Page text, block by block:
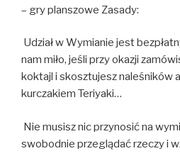
– gry planszowe Zasady:
Udział w Wymianie jest
nam miło, jeśli przy okazji
koktajl i skosztujesz naleśników
kurczakiem Teriyaki…
Nie musisz nic przynosić na
swobodnie przeglądać rzeczy i